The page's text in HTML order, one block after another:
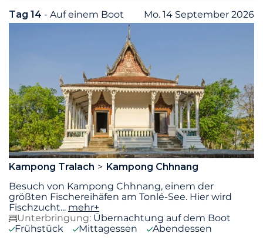
Tag 14 - Auf einem Boot Mo. 14 September 2026
Kampong Tralach
Kampong Chhnang
Besuch von Kampong Chhnang, einem der
größten Fischereihäfen am Tonlé-See. Hier wird
Fischzucht... mehr+
Unterbringung: Übernachtung auf dem Boot
Frühstück
Mittagessen Abendessen